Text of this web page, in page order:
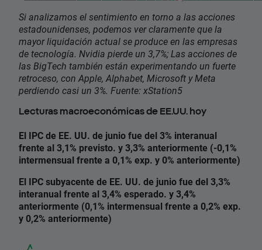
Si analizamos el sentimiento en torno a las acciones
estadounidenses, podemos ver claramente que la
mayor liquidación actual se produce en las empresas
de tecnología. Nvidia pierde un 3,7%; Las acciones de
las BigTech también están experimentando un fuerte
retroceso, con Apple, Alphabet, Microsoft y Meta
perdiendo casi un 3%. Fuente: xStation5
Lecturas macroeconómicas de EE.UU. hoy
El IPC de EE. UU. de junio fue del 3% interanual
frente al 3,1% previsto. y 3,3% anteriormente (-0,1%
intermensual frente a 0,1% exp. y 0% anteriormente)
El IPC subyacente de EE. UU. de junio fue del 3,3%
interanual frente al 3,4% esperado. y 3,4%
anteriormente (0,1% intermensual frente a 0,2% exp.
y 0,2% anteriormente)